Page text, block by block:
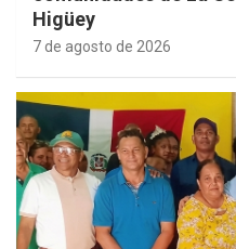
Higüey
7 de agosto de 2026